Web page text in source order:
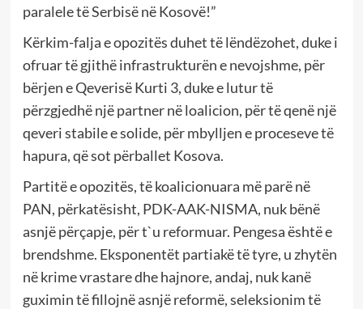
paralele të Serbisë në Kosovë!”
Kërkim-falja e opozitës duhet të lëndëzohet, duke i
ofruar të gjithë infrastrukturën e nevojshme, për
bërjen e Qeverisë Kurti 3, duke e lutur të
përzgjedhë një partner në loalicion, për të qenë një
qeveri stabile e solide, për mbylljen e proceseve të
hapura, që sot përballet Kosova.
Partitë e opozitës, të koalicionuara më parë në
PAN, përkatësisht, PDK-AAK-NISMA, nuk bënë
asnjë përçapje, për t`u reformuar. Pengesa është e
brendshme. Eksponentët partiakë të tyre, u zhytën
në krime vrastare dhe hajnore, andaj, nuk kanë
guximin të fillojnë asnjë reformë, seleksionim të